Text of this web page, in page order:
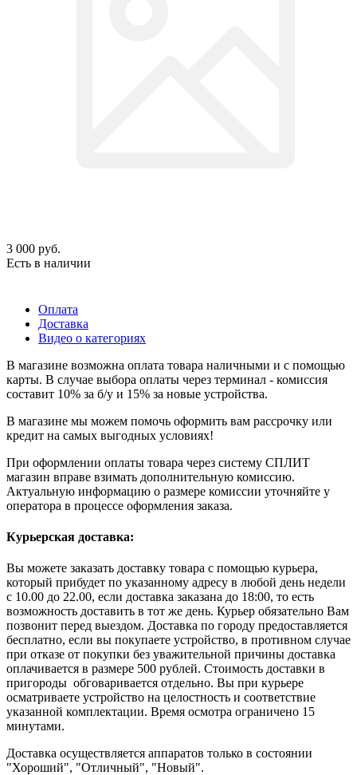
3 000 руб.
Есть в наличии
Оплата
Доставка
Видео о категориях
В магазине возможна оплата товара наличными и с помощью
карты. В случае выбора оплаты через терминал - комиссия
составит 10% за б/у и 15% за новые устройства.
В магазине мы можем помочь оформить вам рассрочку или
кредит на самых выгодных условиях!
При оформлении оплаты товара через систему СПЛИТ
магазин вправе взимать дополнительную комиссию.
Актуальную информацию о размере комиссии уточняйте у
оператора в процессе оформления заказа.
Курьерская доставка:
Вы можете заказать доставку товара с помощью курьера,
который прибудет по указанному адресу в любой день недели
с 10.00 до 22.00, если доставка заказана до 18:00, то есть
возможность доставить в тот же день. Курьер обязательно Вам
позвонит перед выездом. Доставка по городу предоставляется
бесплатно, если вы покупаете устройство, в противном случае
при отказе от покупки без уважительной причины доставка
оплачивается в размере 500 рублей. Стоимость доставки в
пригороды обговаривается отдельно. Вы при курьере
осматриваете устройство на целостность и соответствие
указанной комплектации. Время осмотра ограничено 15
минутами.
Доставка осуществляется аппаратов только в состоянии
"Хороший", "Отличный", "Новый".